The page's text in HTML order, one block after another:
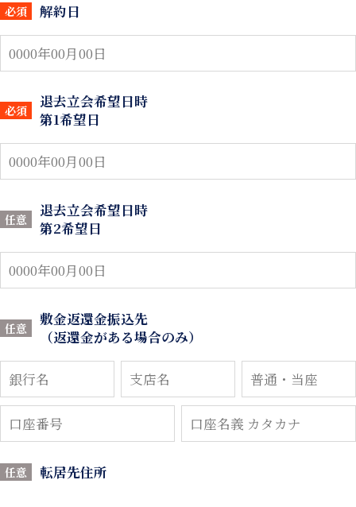
必須 解約日
必須
退去立会希望日時
第1希望日
任意
退去立会希望日時
第2希望日
任意
敷金返還金振込先
（返還金がある場合のみ）
任意 転居先住所